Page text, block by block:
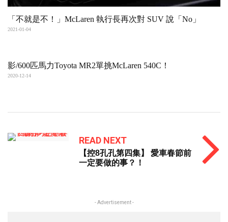
「不就是不！」McLaren 執行長再次對 SUV 說「No」
2021-01-04
影/600匹馬力Toyota MR2單挑McLaren 540C！
2020-12-14
READ NEXT
【控8孔孔第四集】 愛車春節前
一定要做的事？！
- Advertisement -